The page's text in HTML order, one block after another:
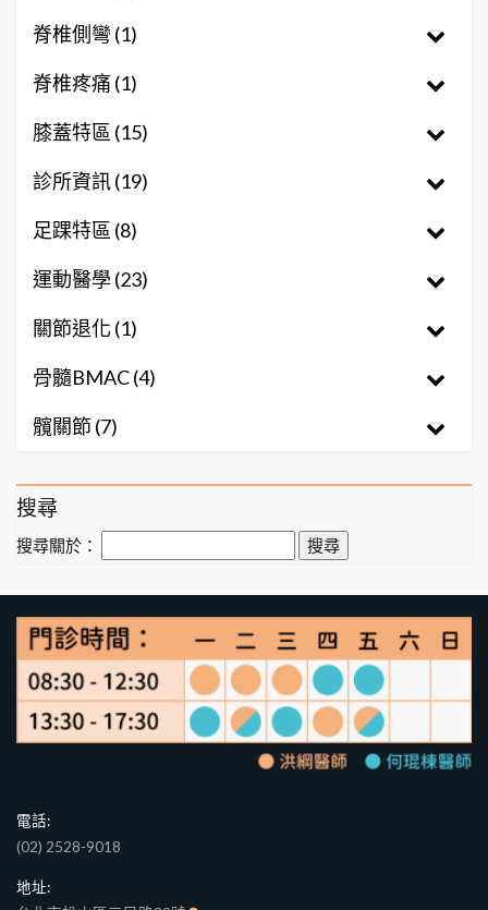
脊椎側彎 (1)
脊椎疼痛 (1)
膝蓋特區 (15)
診所資訊 (19)
足踝特區 (8)
運動醫學 (23)
關節退化 (1)
骨髓BMAC (4)
髖關節 (7)
搜尋
搜尋關於：
電話:
(02) 2528-9018
地址: